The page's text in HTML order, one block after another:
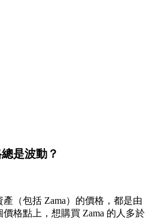
是波動？
（包括 Zama）的價格，都是由
格點上，想購買 Zama 的人多於